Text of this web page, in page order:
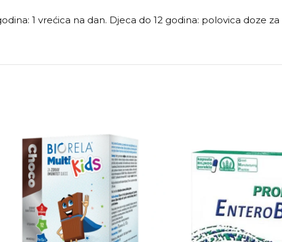
1 vrećica na dan. Djeca do 12 godina: polovica doze